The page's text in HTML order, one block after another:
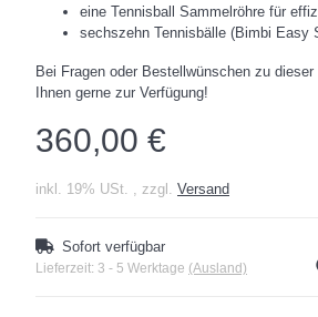
eine Tennisball Sammelröhre für
sechszehn Tennisbälle (Bimbi Easy
Bei Fragen oder Bestellwünschen zu
Ihnen gerne zur Verfügung!
360,00 €
inkl. 19% USt. , zzgl. Versand
Sofort verfügbar
Lieferzeit: 3 - 5 Werktage (Ausland)